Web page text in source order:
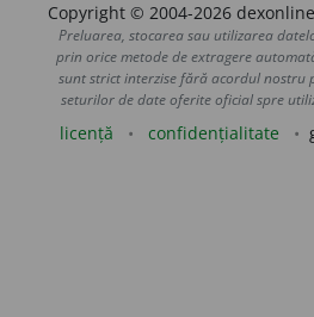
Copyright © 2004-2026
Preluarea, stocarea sau utilizarea
prin orice metode de extragere
sunt strict interzise fără acordul nostru
seturilor de date oferite oficial spre
licență confidențialitate